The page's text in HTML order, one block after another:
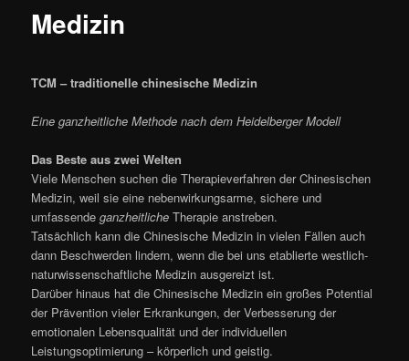
Medizin
TCM – traditionelle chinesische Medizin
Eine ganzheitliche Methode nach dem Heidelberger Modell
Das Beste aus zwei Welten
Viele Menschen suchen die Therapieverfahren der Chinesischen
Medizin, weil sie eine nebenwirkungsarme, sichere und
umfassendeganzheitlicheTherapie anstreben.
Tatsächlich kann die Chinesische Medizin in vielen Fällen auch
dann Beschwerden lindern, wenn die bei uns etablierte westlich-
naturwissenschaftliche Medizin ausgereizt ist.
Darüber hinaus hat die Chinesische Medizin ein großes Potential
der Prävention vieler Erkrankungen, der Verbesserung der
emotionalen Lebensqualität und der individuellen
Leistungsoptimierung – körperlich und geistig.